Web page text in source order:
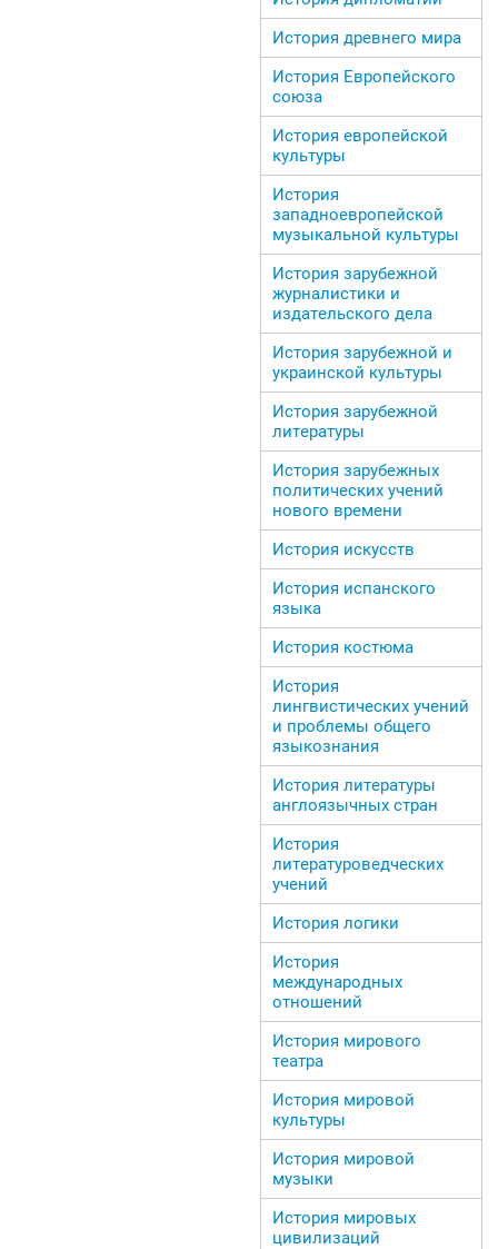
История древнего мира
История Европейского
союза
История европейской
культуры
История
западноевропейской
музыкальной культуры
История зарубежной
журналистики и
издательского дела
История зарубежной и
украинской культуры
История зарубежной
литературы
История зарубежных
политических учений
нового времени
История искусств
История испанского
языка
История костюма
История
лингвистических учений
и проблемы общего
языкознания
История литературы
англоязычных стран
История
литературоведческих
учений
История логики
История
международных
отношений
История мирового
театра
История мировой
культуры
История мировой
музыки
История мировых
цивилизаций